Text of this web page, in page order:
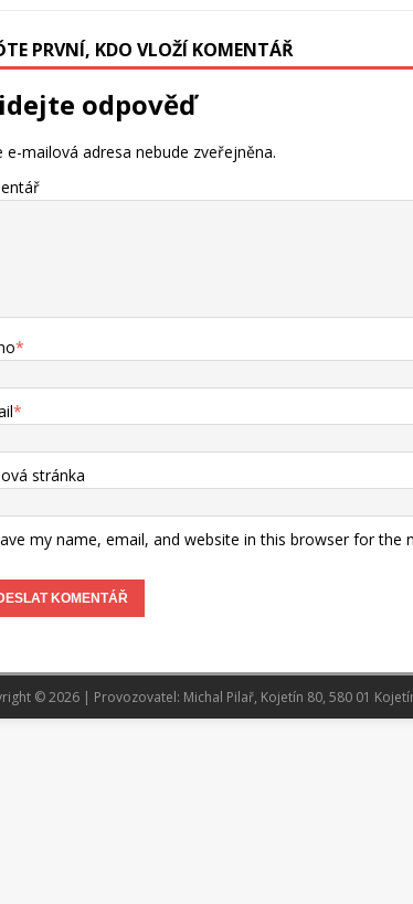
PRVNÍ, KDO VLOŽÍ KOMENTÁŘ
odpověď
e-mailová adresa nebude zveřejněna.
*
*
stránka
my name, email, and website in this browser for the
© 2026 | Provozovatel: Michal Pilař, Kojetín 80, 580 01